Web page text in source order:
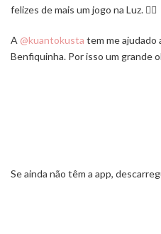
felizes de mais um jogo na Luz. ❤️‍🔥
A @kuantokusta tem me ajudado
Benfiquinha. Por isso um grande
Se ainda não têm a app,